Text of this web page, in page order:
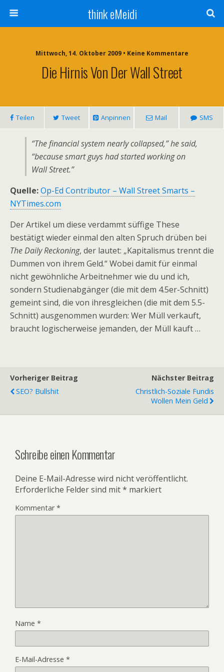
think eMeidi
Mittwoch, 14. Oktober 2009 • Keine Kommentare
Die Hirnis Von Der Wall Street
Teilen Tweet Anpinnen Mail SMS
“The financial system nearly collapsed,” he said,
“because smart guys had started working on
Wall Street.”
Quelle:Op-Ed Contributor – Wall Street Smarts –
NYTimes.com
Der Artikel um diese verdammt süffige These
bestätigt wieder einmal den alten Spruch drüben bei
The Daily Reckoning, der lautet: „Kapitalismus trennt die
Dummen von ihrem Geld.“ Wobei damit für einmal
nicht gewöhnliche Arbeitnehmer wie du und ich,
sondern Studienabgänger (die mit dem 4.5er-Schnitt)
gemeint sind, die von ihresgleichen (die mit dem 5.5-
Schnitt) ausgenommen wurden: Wer Müll verkauft,
braucht logischerweise jemanden, der Müll kauft …
Vorheriger Beitrag
SEO? Bullshit
Nächster Beitrag
Christlich-Soziale Fundis
Wollen Mein Geld
Schreibe einen Kommentar
Deine E-Mail-Adresse wird nicht veröffentlicht.
Erforderliche Felder sind mit* markiert
Kommentar*
Name *
E-Mail-Adresse *